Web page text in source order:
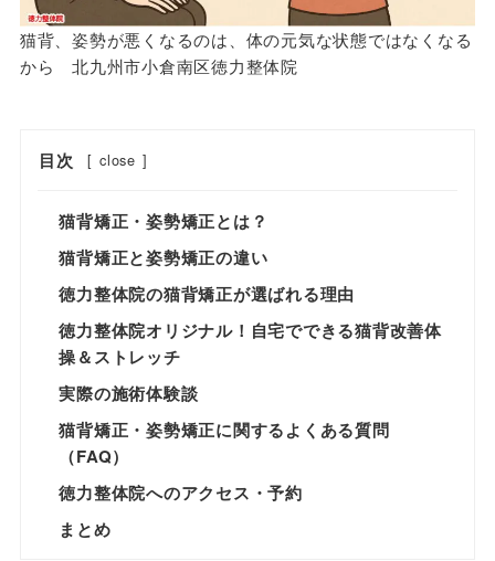
猫背、姿勢が悪くなるのは、体の元気な状態ではなくなる
から 北九州市小倉南区徳力整体院
目次 [ close ]
猫背矯正・姿勢矯正とは？
猫背矯正と姿勢矯正の違い
徳力整体院の猫背矯正が選ばれる理由
徳力整体院オリジナル！自宅でできる猫背改善体
操＆ストレッチ
実際の施術体験談
猫背矯正・姿勢矯正に関するよくある質問
（FAQ）
徳力整体院へのアクセス・予約
まとめ